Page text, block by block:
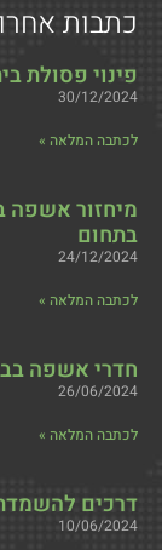
כתבות
פינוי פסולת
30/12/2024
לכתבה המלאה »
מיחזור אשפה
בתחום
24/12/2024
לכתבה המלאה »
חדרי אשפה
26/06/2024
לכתבה המלאה »
דרכים
10/06/2024